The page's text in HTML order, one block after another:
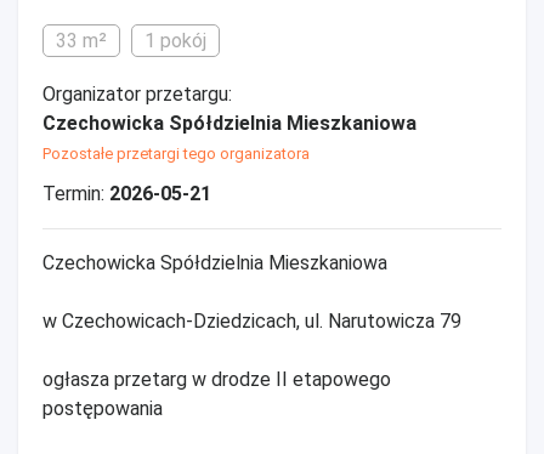
33 m² 1 pokój
Organizator przetargu:
Czechowicka Spółdzielnia Mieszkaniowa
Pozostałe przetargi tego organizatora
Termin: 2026-05-21
Czechowicka Spółdzielnia Mieszkaniowa
w Czechowicach-Dziedzicach, ul. Narutowicza 79
ogłasza przetarg w drodze II etapowego
postępowania